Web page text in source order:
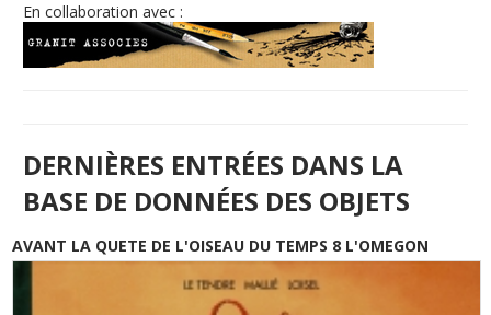
En collaboration avec :
DERNIÈRES ENTRÉES DANS LA
BASE DE DONNÉES DES OBJETS
AVANT LA QUETE DE L'OISEAU DU TEMPS 8 L'OMEGON